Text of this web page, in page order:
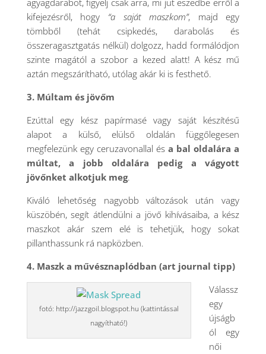
agyagdarabot, figyelj csak arra, mi jut eszedbe erről a
kifejezésről, hogy “a saját maszkom”, majd egy
tömbből (tehát csipkedés, darabolás és
összeragasztgatás nélkül) dolgozz, hadd formálódjon
szinte magától a szobor a kezed alatt! A kész mű
aztán megszárítható, utólag akár ki is festhető.
3. Múltam és jövőm
Ezúttal egy kész papírmasé vagy saját készítésű
alapot a külső, elülső oldalán függőlegesen
megfelezünk egy ceruzavonallal ésa bal oldalára a
múltat, a jobb oldalára pedig a vágyott
jövőnket alkotjuk meg.
Kiváló lehetőség nagyobb változások után vagy
küszöbén, segít átlendülni a jövő kihívásaiba, a kész
maszkot akár szem elé is tehetjük, hogy sokat
pillanthassunk rá napközben.
4. Maszk a művésznaplódban (art journal tipp)
fotó: http://jazzgoil.blogspot.hu (kattintással
nagyítható!)
Válassz
egy
újságb
ól egy
női